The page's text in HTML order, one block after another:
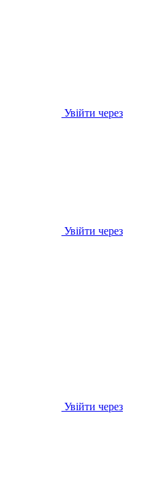
Увійти через
Увійти через
Увійти через